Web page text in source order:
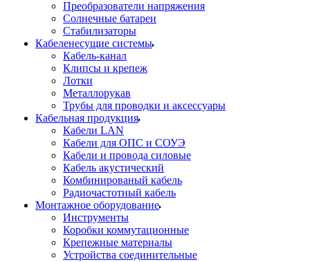
Преобразователи напряжения
Солнечные батареи
Стабилизаторы
Кабеленесущие системы
Кабель-канал
Клипсы и крепеж
Лотки
Металлорукав
Трубы для проводки и аксессуары
Кабельная продукция
Кабели LAN
Кабели для ОПС и СОУЭ
Кабели и провода силовые
Кабель акустический
Комбинированый кабель
Радиочастотный кабель
Монтажное оборудование
Инструменты
Коробки коммутационные
Крепежные материалы
Устройства соединительные